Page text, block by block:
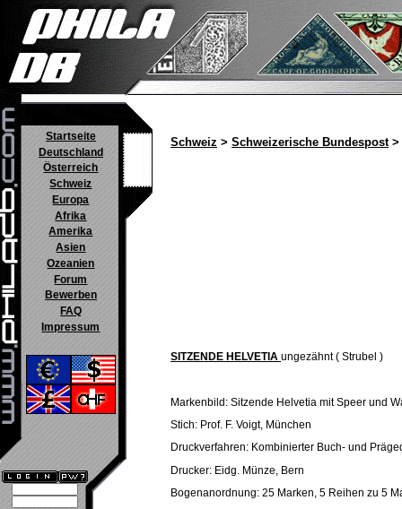
Startseite
Deutschland
Österreich
Schweiz
Europa
Afrika
Amerika
Asien
Ozeanien
Forum
Bewerben
FAQ
Impressum
Schweiz > Schweizerische Bundespost>
SITZENDE HELVETIA ungezähnt ( Strubel )
Markenbild: Sitzende Helvetia mit Speer und
Stich: Prof. F. Voigt, München
Druckverfahren: Kombinierter Buch- und
Drucker: Eidg. Münze, Bern
Bogenanordnung: 25 Marken, 5 Reihen zu 5